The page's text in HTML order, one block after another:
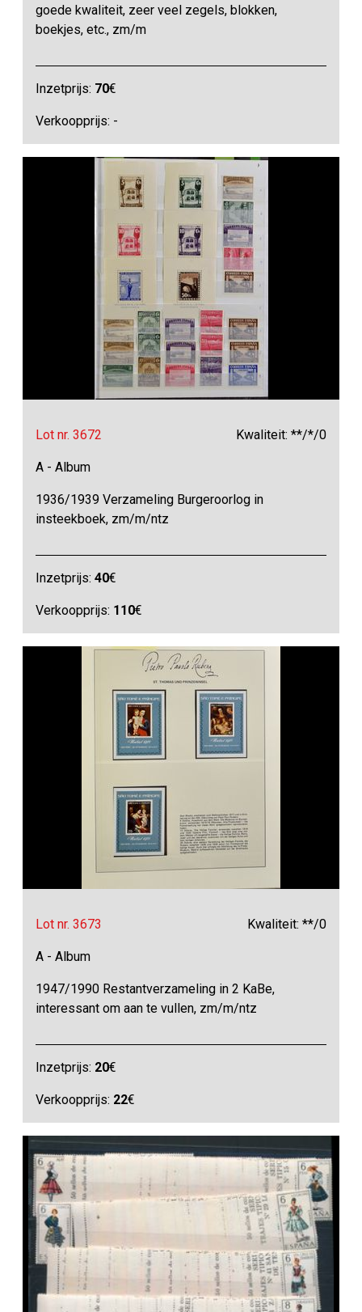
goede kwaliteit, zeer veel zegels, blokken,
boekjes, etc., zm/m
Inzetprijs: 70€
Verkoopprijs: -
Lot nr. 3672 Kwaliteit: **/*/0
A - Album
1936/1939 Verzameling Burgeroorlog in
insteekboek, zm/m/ntz
Inzetprijs:40€
Verkoopprijs: 110€
Lot nr. 3673 Kwaliteit: **/0
A - Album
1947/1990 Restantverzameling in 2 KaBe,
interessant om aan te vullen, zm/m/ntz
Inzetprijs: 20€
Verkoopprijs: 22€